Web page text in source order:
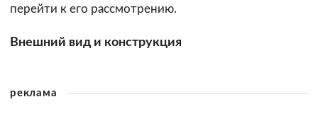
перейти к его рассмотрению.
Внешний вид и конструкция
реклама